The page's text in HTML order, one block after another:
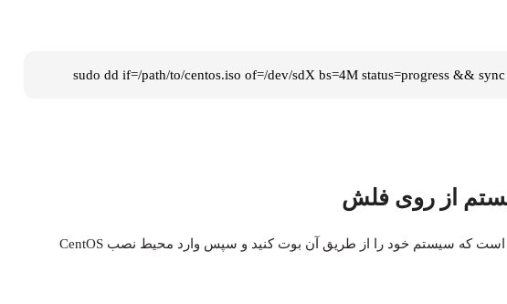
sudo dd if=/path/to/centos.iso of=/dev/sdX bs=4M status=progress && sync
از روی فلش
بعد از آماده‌سازی فلش، اینک زمانش رسیده است که سیستم خود را از طریق آن بوت کنید و سپس وارد محیط نصب CentOS